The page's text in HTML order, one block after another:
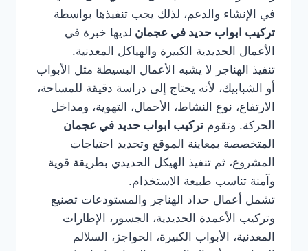
في الإنشاء والدعم، لذلك يجب تنفيذها بواسطة
تركيب ابواب حديد في عجمان لديها خبرة في
الأعمال الحديدية الكبيرة والهياكل المعدنية.
تنفيذ الهناجر لا يشبه الأعمال البسيطة مثل الأبواب
أو الشبابيك، لأنه يحتاج إلى دراسة دقيقة للمساحة،
الارتفاع، نوع النشاط، الأحمال، التهوية، ومداخل
الحركة. وتقوم تركيب ابواب حديد في عجمان
المتخصصة بمعاينة الموقع وتحديد احتياجات
المشروع، ثم تنفيذ الهيكل الحديدي بطريقة قوية
وآمنة تناسب طبيعة الاستخدام.
تشمل أعمال حداد الهناجر والمستودعات تصنيع
وتركيب الأعمدة الحديدية، الجسور، الإطارات
المعدنية، الأبواب الكبيرة، الحواجز، السلالم